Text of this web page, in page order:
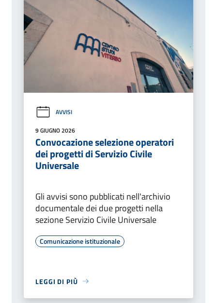
AVVISI
9 GIUGNO 2026
Convocazione selezione operatori
dei progetti di Servizio Civile
Universale
Gli avvisi sono pubblicati nell'archivio
documentale dei due progetti nella
sezione Servizio Civile Universale
Comunicazione istituzionale
LEGGI DI PIÙ